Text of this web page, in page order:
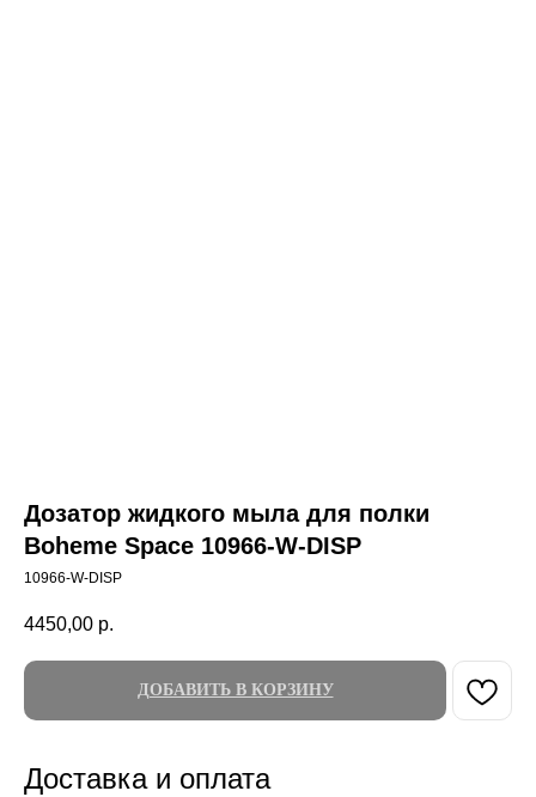
Дозатор жидкого мыла для полки
Boheme Space 10966-W-DISP
10966-W-DISP
4450,00 р.
ДОБАВИТЬ В КОРЗИНУ
Доставка и оплата